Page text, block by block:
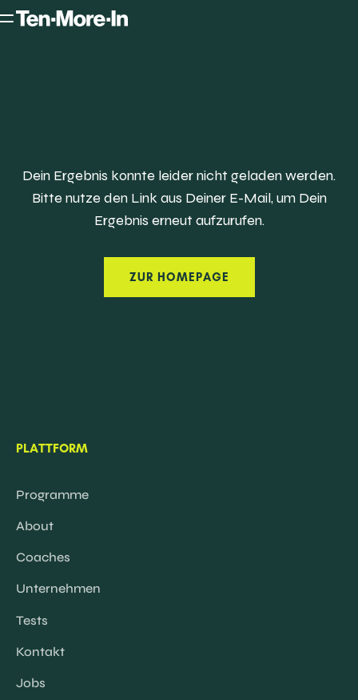
Dein Ergebnis konnte leider nicht geladen werden.
Bitte nutze den Link aus Deiner E-Mail, um Dein
Ergebnis erneut aufzurufen.
ZUR HOMEPAGE
PLATTFORM
Programme
About
Coaches
Unternehmen
Tests
Kontakt
Jobs